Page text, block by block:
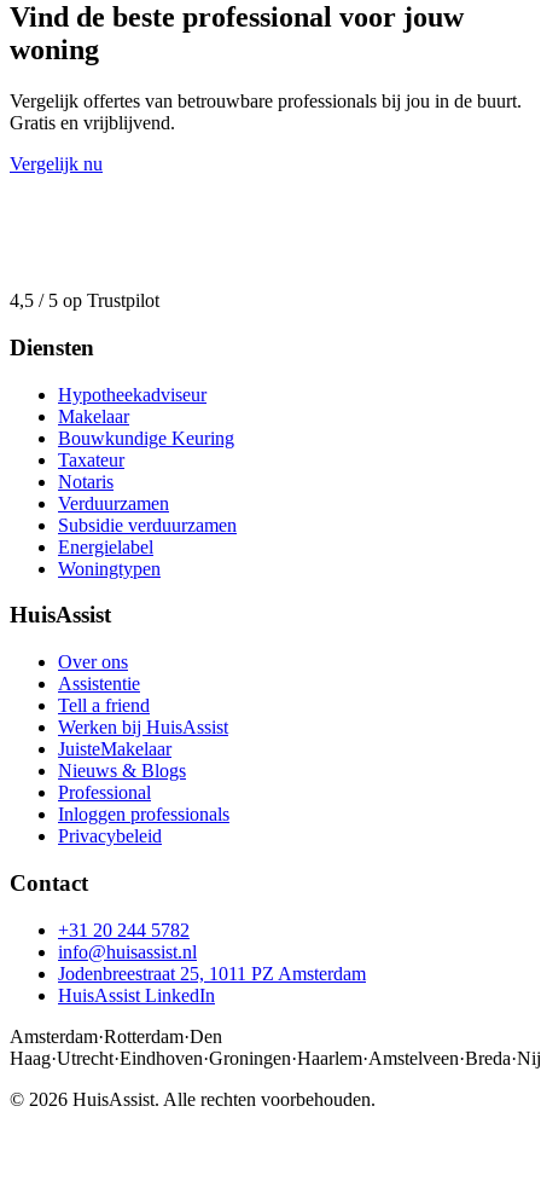
Vind de beste professional voor jouw
woning
Vergelijk offertes van betrouwbare professionals bij jou in de buurt.
Gratis en vrijblijvend.
Vergelijk nu
4,5 / 5 op Trustpilot
Diensten
Hypotheekadviseur
Makelaar
Bouwkundige Keuring
Taxateur
Notaris
Verduurzamen
Subsidie verduurzamen
Energielabel
Woningtypen
HuisAssist
Over ons
Assistentie
Tell a friend
Werken bij HuisAssist
JuisteMakelaar
Nieuws & Blogs
Professional
Inloggen professionals
Privacybeleid
Contact
+31 20 244 5782
info@huisassist.nl
Jodenbreestraat 25, 1011 PZ Amsterdam
HuisAssist LinkedIn
Amsterdam·Rotterdam·Den
Haag·Utrecht·Eindhoven·Groningen·Haarlem·Amstelveen·Breda·
© 2026 HuisAssist. Alle rechten voorbehouden.